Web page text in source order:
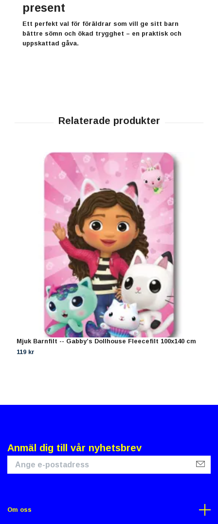
present
Ett perfekt val för föräldrar som vill ge sitt barn
bättre sömn och ökad trygghet – en praktisk och
uppskattad gåva.
Mjuk Barnfilt -- Gabby’s Dollhouse Fleecefilt 100x140 cm
119 kr
Anmäl dig till vår nyhetsbrev
Om oss